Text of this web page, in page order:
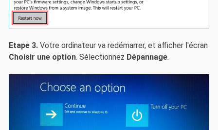
Etape 3.Votre ordinateur va redémarrer, et afficher l'écran
Choisir une option. Sélectionnez Dépannage.